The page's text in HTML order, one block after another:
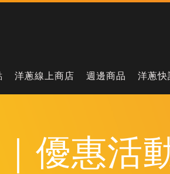
洋蔥線上商店 週邊商品 洋蔥快
優惠活